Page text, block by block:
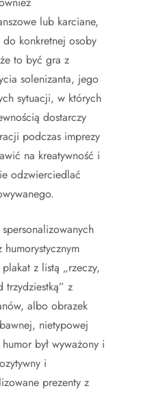
lub karciane,
konkretnej osoby
to być gra z
solenizanta, jego
sytuacji, w których
dostarczy
podczas imprezy
na kreatywność i
odzwierciedlać
z listą „rzeczy,
trzydziestką” z
albo obrazek
nietypowej
był wyważony i
i
prezenty z